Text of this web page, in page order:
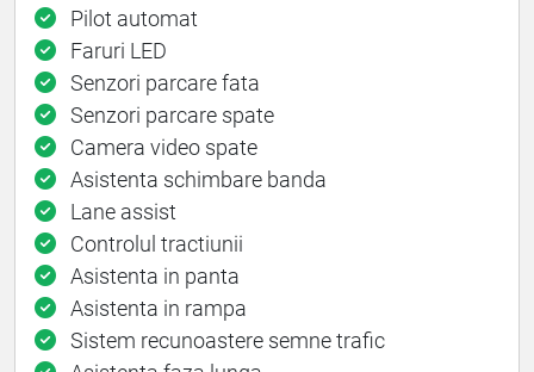
Pilot automat
Faruri LED
Senzori parcare fata
Senzori parcare spate
Camera video spate
Asistenta schimbare banda
Lane assist
Controlul tractiunii
Asistenta in panta
Asistenta in rampa
Sistem recunoastere semne trafic